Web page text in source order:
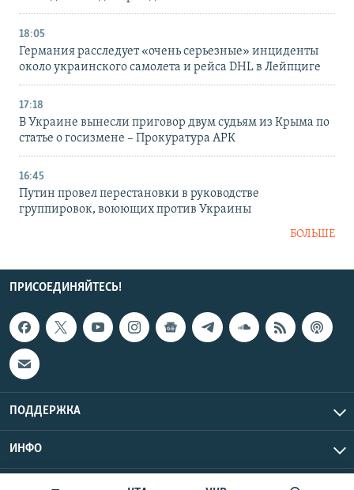
18:05
Германия расследует «очень серьезные» инциденты
около украинского самолета и рейса DHL в Лейпциге
17:18
В Украине вынесли приговор двум судьям из Крыма по
статье о госизмене – Прокуратура АРК
16:45
Путин провел перестановки в руководстве
группировок, воюющих против Украины
БОЛЬШЕ
ПРИСОЕДИНЯЙТЕСЬ!
ПОДДЕРЖКА
ИНФО